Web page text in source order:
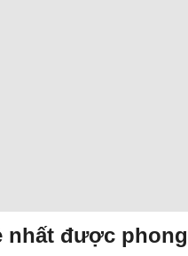
nhất được phong